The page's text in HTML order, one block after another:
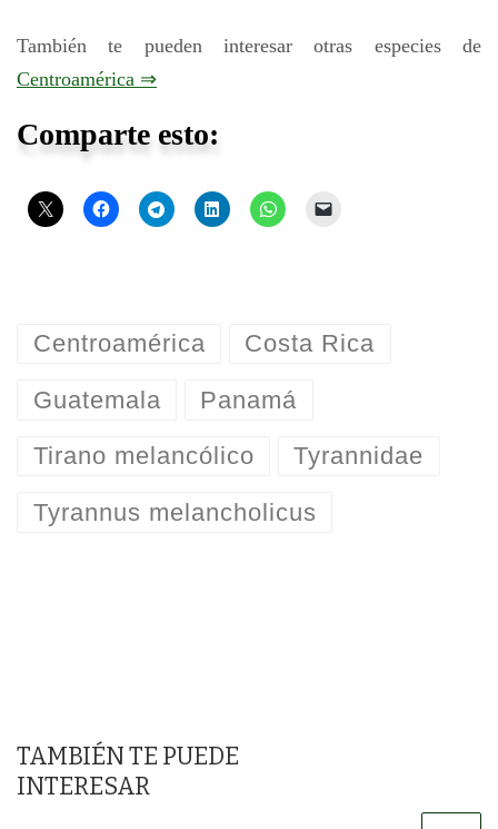
También te pueden interesar otras especies de
Centroamérica ⇒
Comparte esto:
Centroamérica Costa Rica
Guatemala Panamá
Tirano melancólico Tyrannidae
Tyrannus melancholicus
TAMBIÉN TE PUEDE
INTERESAR